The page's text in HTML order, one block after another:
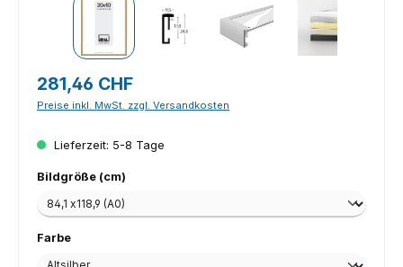
Regulärer Preis:
281,46 CHF
Preise inkl. MwSt. zzgl. Versandkosten
Lieferzeit: 5-8 Tage
Bildgröße (cm)
Farbeauswählen